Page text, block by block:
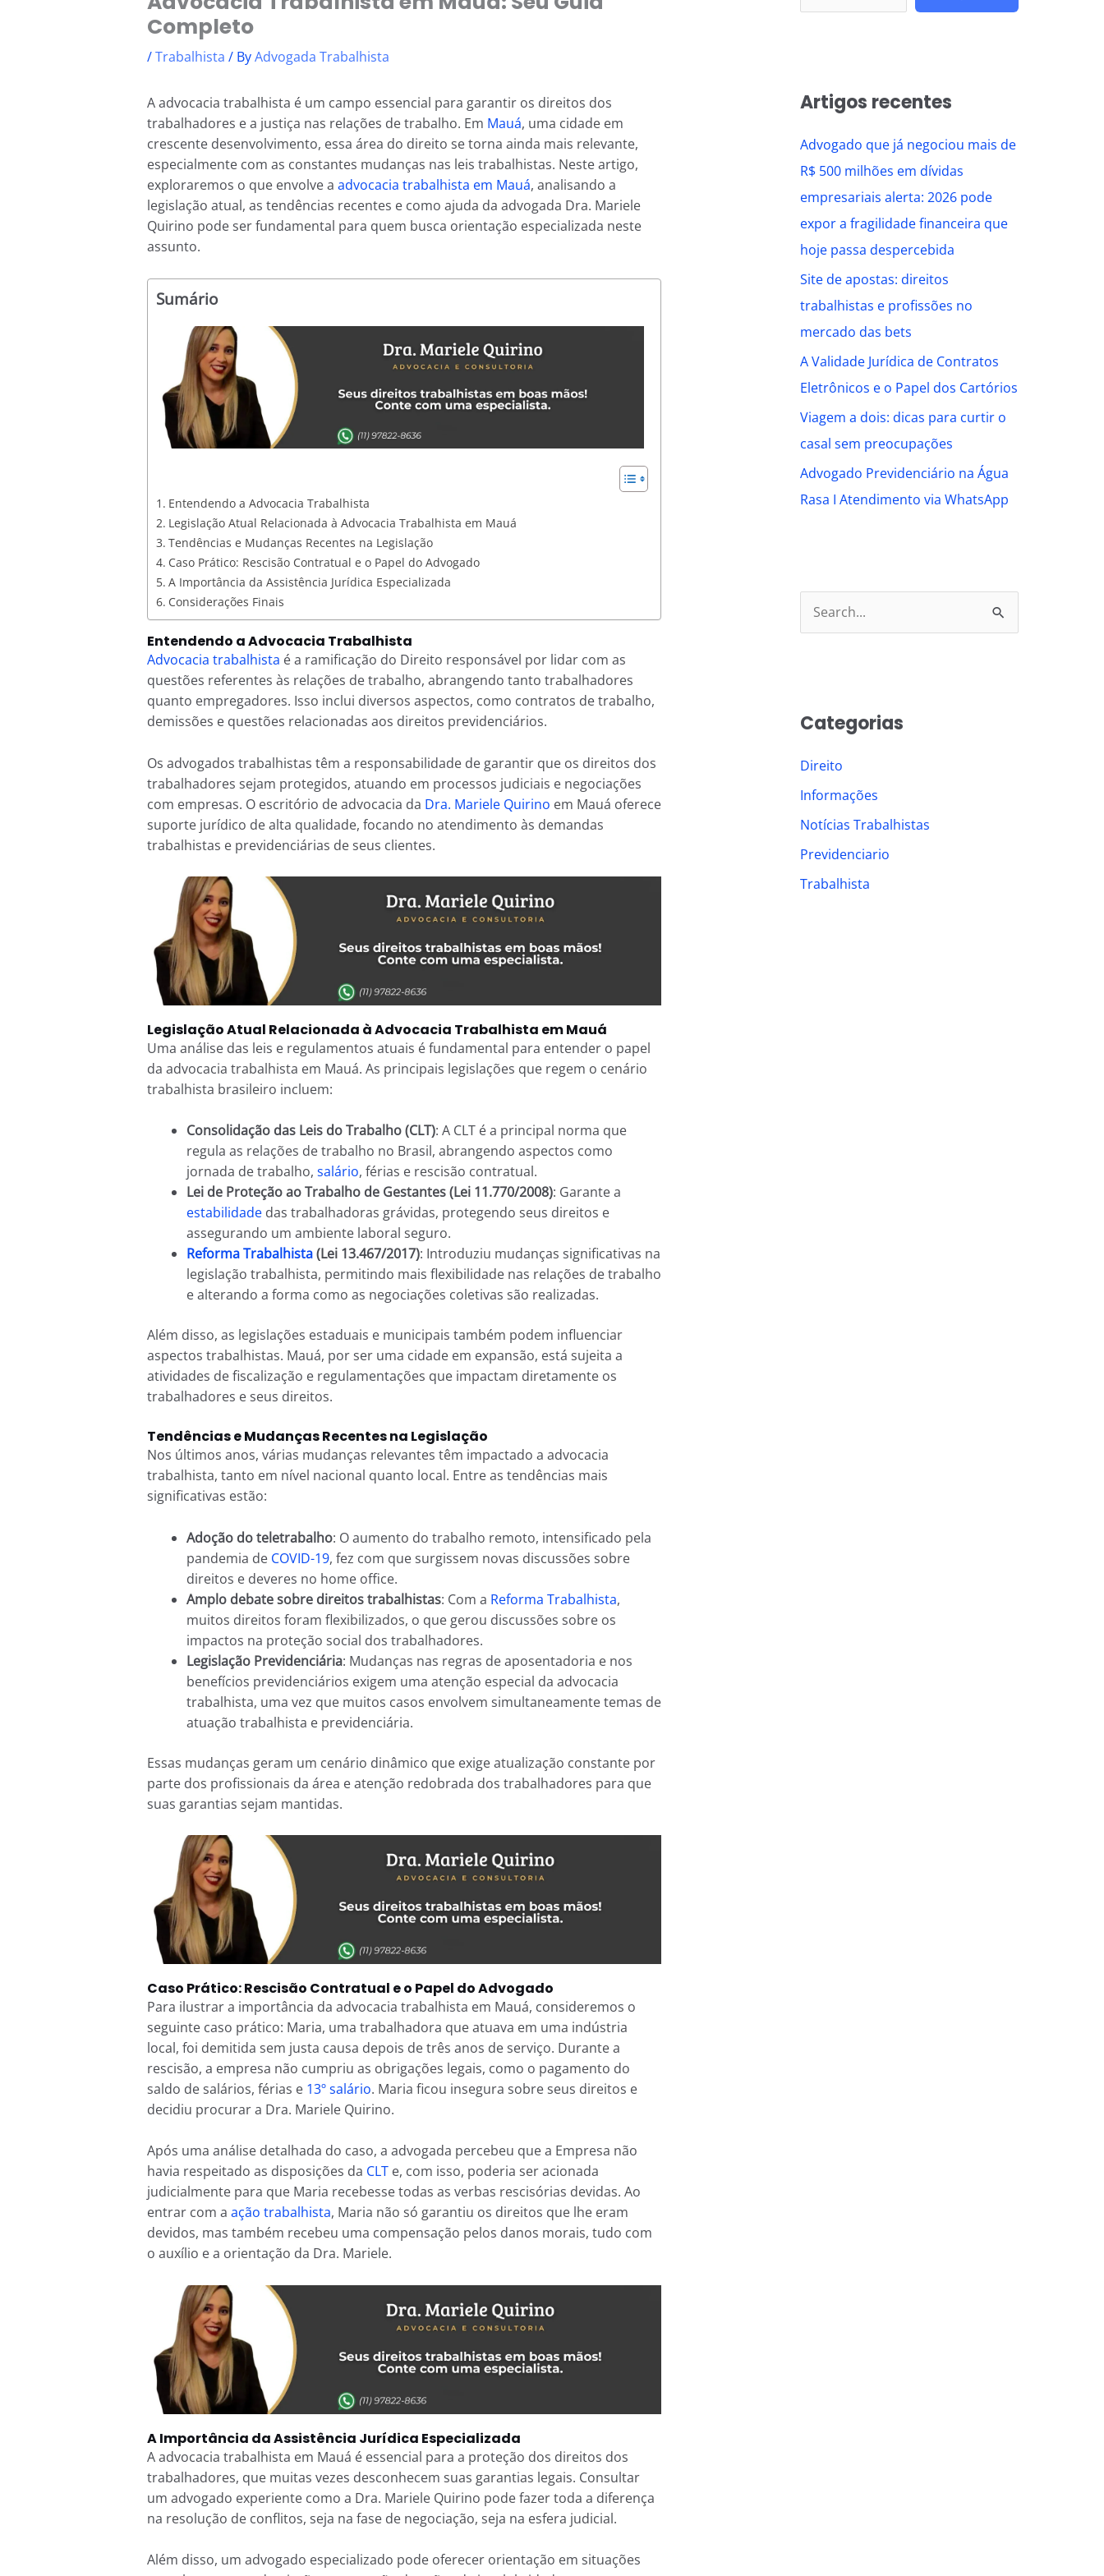
Completo
/Trabalhista / ByAdvogada Trabalhista
A advocacia trabalhista é um campo essencial para garantir os direitos dos
trabalhadores e a justiça nas relações de trabalho. Em Mauá, uma cidade em
crescente desenvolvimento, essa área do direito se torna ainda mais relevante,
especialmente com as constantes mudanças nas leis trabalhistas. Neste artigo,
exploraremos o que envolve a advocacia trabalhista em Mauá, analisando a
legislação atual, as tendências recentes e como ajuda da advogada Dra. Mariele
Quirino pode ser fundamental para quem busca orientação especializada neste
assunto.
Sumário
Entendendo a Advocacia Trabalhista
Legislação Atual Relacionada à Advocacia Trabalhista em Mauá
Tendências e Mudanças Recentes na Legislação
Caso Prático: Rescisão Contratual e o Papel do Advogado
A Importância da Assistência Jurídica Especializada
Considerações Finais
Entendendo a Advocacia Trabalhista
Advocacia trabalhista é a ramificação do Direito responsável por lidar com as
questões referentes às relações de trabalho, abrangendo tanto trabalhadores
quanto empregadores. Isso inclui diversos aspectos, como contratos de trabalho,
demissões e questões relacionadas aos direitos previdenciários.
Os advogados trabalhistas têm a responsabilidade de garantir que os direitos dos
trabalhadores sejam protegidos, atuando em processos judiciais e negociações
com empresas. O escritório de advocacia da Dra. Mariele Quirino em Mauá oferece
suporte jurídico de alta qualidade, focando no atendimento às demandas
trabalhistas e previdenciárias de seus clientes.
Legislação Atual Relacionada à Advocacia Trabalhista em Mauá
Uma análise das leis e regulamentos atuais é fundamental para entender o papel
da advocacia trabalhista em Mauá. As principais legislações que regem o cenário
trabalhista brasileiro incluem:
Consolidação das Leis do Trabalho (CLT): A CLT é a principal norma que
regula as relações de trabalho no Brasil, abrangendo aspectos como
jornada de trabalho, salário, férias e rescisão contratual.
Lei de Proteção ao Trabalho de Gestantes (Lei 11.770/2008): Garante a
estabilidadedas trabalhadoras grávidas, protegendo seus direitos e
assegurando um ambiente laboral seguro.
Reforma Trabalhista(Lei 13.467/2017): Introduziu mudanças significativas na
legislação trabalhista, permitindo mais flexibilidade nas relações de trabalho
e alterando a forma como as negociações coletivas são realizadas.
Além disso, as legislações estaduais e municipais também podem influenciar
aspectos trabalhistas. Mauá, por ser uma cidade em expansão, está sujeita a
atividades de fiscalização e regulamentações que impactam diretamente os
trabalhadores e seus direitos.
Tendências e Mudanças Recentes na Legislação
Nos últimos anos, várias mudanças relevantes têm impactado a advocacia
trabalhista, tanto em nível nacional quanto local. Entre as tendências mais
significativas estão:
Adoção do teletrabalho: O aumento do trabalho remoto, intensificado pela
pandemia de COVID-19, fez com que surgissem novas discussões sobre
direitos e deveres no home office.
Amplo debate sobre direitos trabalhistas: Com a Reforma Trabalhista,
muitos direitos foram flexibilizados, o que gerou discussões sobre os
impactos na proteção social dos trabalhadores.
Legislação Previdenciária: Mudanças nas regras de aposentadoria e nos
benefícios previdenciários exigem uma atenção especial da advocacia
trabalhista, uma vez que muitos casos envolvem simultaneamente temas de
atuação trabalhista e previdenciária.
Essas mudanças geram um cenário dinâmico que exige atualização constante por
parte dos profissionais da área e atenção redobrada dos trabalhadores para que
suas garantias sejam mantidas.
Caso Prático: Rescisão Contratual e o Papel do Advogado
Para ilustrar a importância da advocacia trabalhista em Mauá, consideremos o
seguinte caso prático: Maria, uma trabalhadora que atuava em uma indústria
local, foi demitida sem justa causa depois de três anos de serviço. Durante a
rescisão, a empresa não cumpriu as obrigações legais, como o pagamento do
saldo de salários, férias e 13º salário. Maria ficou insegura sobre seus direitos e
decidiu procurar a Dra. Mariele Quirino.
Após uma análise detalhada do caso, a advogada percebeu que a Empresa não
havia respeitado as disposições da CLTe, com isso, poderia ser acionada
judicialmente para que Maria recebesse todas as verbas rescisórias devidas. Ao
entrar com a ação trabalhista, Maria não só garantiu os direitos que lhe eram
devidos, mas também recebeu uma compensação pelos danos morais, tudo com
o auxílio e a orientação da Dra. Mariele.
A Importância da Assistência Jurídica Especializada
A advocacia trabalhista em Mauá é essencial para a proteção dos direitos dos
trabalhadores, que muitas vezes desconhecem suas garantias legais. Consultar
um advogado experiente como a Dra. Mariele Quirino pode fazer toda a diferença
na resolução de conflitos, seja na fase de negociação, seja na esfera judicial.
Além disso, um advogado especializado pode oferecer orientação em situações
Artigos recentes
Advogado que já negociou mais de
R$ 500 milhões em dívidas
empresariais alerta: 2026 pode
expor a fragilidade financeira que
hoje passa despercebida
Site de apostas: direitos
trabalhistas e profissões no
mercado das bets
A Validade Jurídica de Contratos
Eletrônicos e o Papel dos Cartórios
Viagem a dois: dicas para curtir o
casal sem preocupações
Advogado Previdenciário na Água
Rasa I Atendimento via WhatsApp
c
f
o
r
:
Categorias
Direito
Informações
Notícias Trabalhistas
Previdenciario
Trabalhista